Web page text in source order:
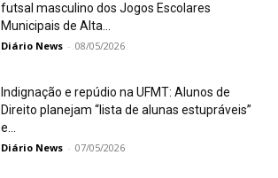
futsal masculino dos Jogos Escolares
Municipais de Alta...
Diário News - 08/05/2026
Indignação e repúdio na UFMT: Alunos de
Direito planejam “lista de alunas estupráveis”
e...
Diário News - 07/05/2026